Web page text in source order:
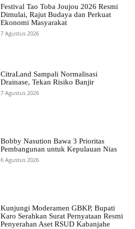
Festival Tao Toba Joujou 2026 Resmi
Dimulai, Rajut Budaya dan Perkuat
Ekonomi Masyarakat
7 Agustus 2026
CitraLand Sampali Normalisasi
Drainase, Tekan Risiko Banjir
7 Agustus 2026
Bobby Nasution Bawa 3 Prioritas
Pembangunan untuk Kepulauan Nias
6 Agustus 2026
Kunjungi Moderamen GBKP, Bupati
Karo Serahkan Surat Pernyataan Resmi
Penyerahan Aset RSUD Kabanjahe